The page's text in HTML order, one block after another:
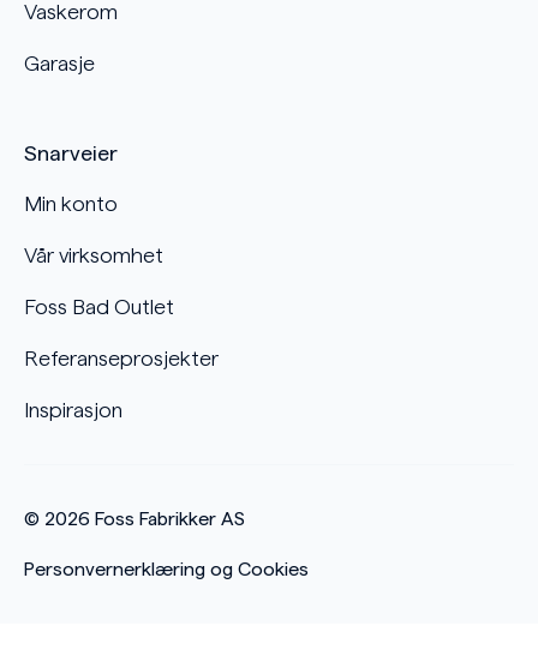
Vaskerom
Garasje
Snarveier
Min konto
Vår virksomhet
Foss Bad Outlet
Referanseprosjekter
Inspirasjon
© 2026 Foss Fabrikker AS
Personvernerklæring og Cookies